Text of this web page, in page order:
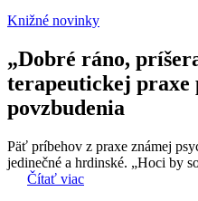
Knižné novinky
„Dobré ráno,
terapeutickej praxe
povzbudenia
Päť príbehov z praxe známej
jedinečné a hrdinské. „Hoci by
Čítať viac